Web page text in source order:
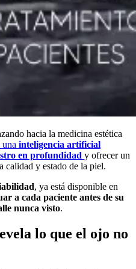
hacia la medicina estética
una inteligencia artificial
en profundidad y ofrecer un
calidad y estado de la piel.
, ya está disponible en
a cada paciente antes de su
nunca visto.
lo que el ojo no